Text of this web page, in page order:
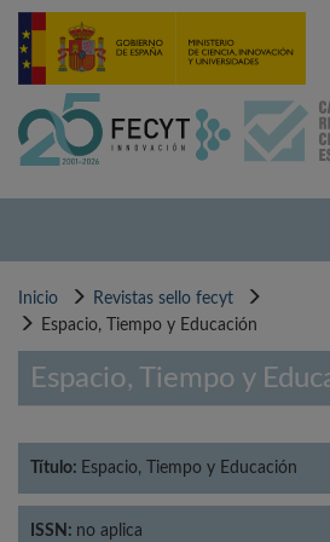
Pasar
contenido
Inicio
Revistas sello fecyt
Espacio, Tiempo y Educación
Espacio, Tiempo y
Título: Espacio, Tiempo y Educación
ISSN: no aplica